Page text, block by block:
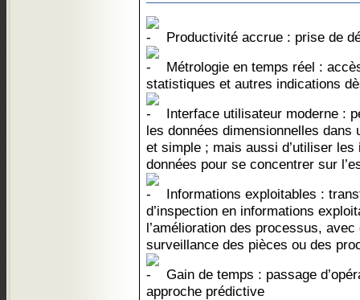
Productivité accrue : prise de
Métrologie en temps réel :
statistiques et autres indications
Interface utilisateur moderne :
les données dimensionnelles dans
et simple ; mais aussi d’utiliser
données pour se concentrer sur
Informations exploitables :
d’inspection en informations
l’amélioration des processus,
surveillance des pièces ou des
Gain de temps : passage
approche prédictive